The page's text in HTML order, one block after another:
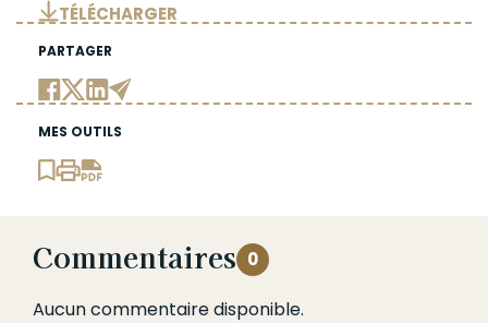
TÉLÉCHARGER
PARTAGER
MES OUTILS
Commentaires 0
Aucun commentaire disponible.